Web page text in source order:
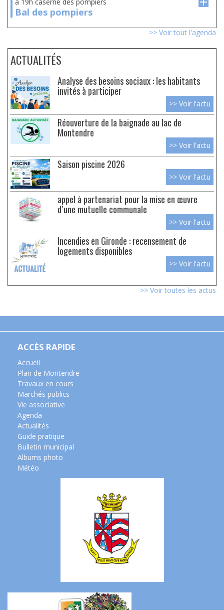
Bal des pompiers
>> Voir tout l'agenda
ACTUALITÉS
Analyse des besoins sociaux : les habitants
invités à participer
>> Voir l'actu
Réouverture de la baignade au lac de
Montendre
>> Voir l'actu
Saison piscine 2026
>> Voir l'actu
appel à partenariat pour la mise en œuvre
d’une mutuelle communale
>> Voir l'actu
Incendies en Gironde : recensement de
logements disponibles
>> Voir l'actu
>> Voir toutes les actus
ACCÈS RAPIDE
Accueil
Plan de Montendre
Travaux en cours
Marchés publics
Vie associative
Agenda
Actualités
Guide pratique
Bulletin municipal
Albums photo
Météo